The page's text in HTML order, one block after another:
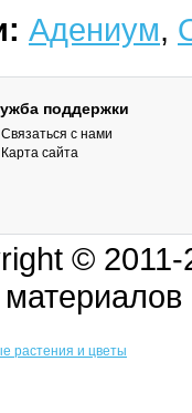
Адениум,
поддержки
Связаться с нами
Карта сайта
©